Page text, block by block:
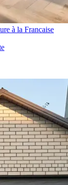
à la Francaise